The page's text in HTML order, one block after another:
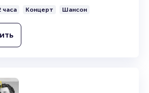
часа Концерт Шансон